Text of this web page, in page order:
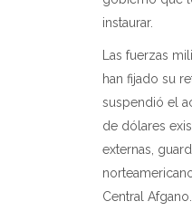
instaurar.
Las fuerzas
han fijado su
suspendió el
de dólares
externas,
Central